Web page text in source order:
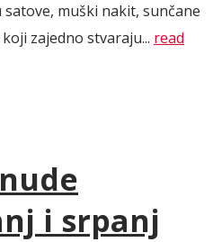
muški nakit, sunčane
zajedno stvaraju... read
i srpanj